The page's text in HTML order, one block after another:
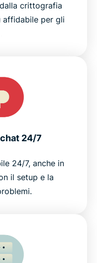
crittografia
affidabile per gli
24/7
24/7, anche in
il setup e la